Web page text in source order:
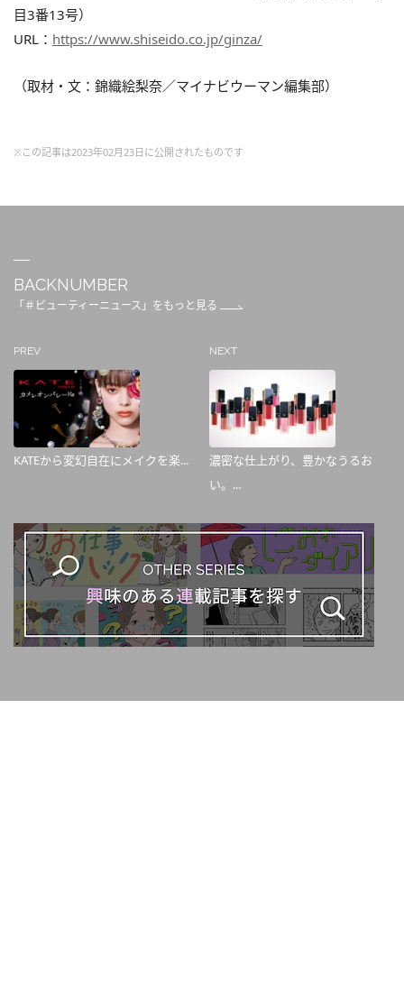
目3番13号）
URL： https://www.shiseido.co.jp/ginza/
（取材・文：錦織絵梨奈／マイナビウーマン編集部）
※この記事は2023年02月23日に公開されたものです
BACKNUMBER
「＃ビューティーニュース」をもっと見る
PREV
KATEから変幻自在にメイクを楽...
NEXT
濃密な仕上がり、豊かなうるお
い。...